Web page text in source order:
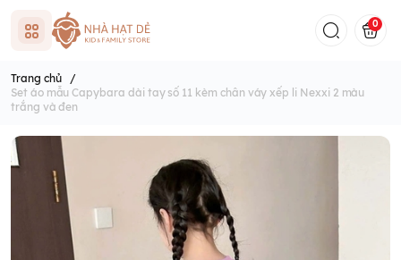
0
Trang chủ
/
Set áo mẫu Capybara dài tay số 11 kèm chân váy xếp li Nexxi 2 màu
trắng và đen